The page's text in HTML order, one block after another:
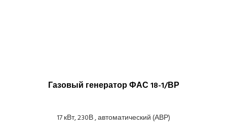
Газовый генератор ФАС 18-1/ВР
17 кВт, 230В , автоматический (АВР)